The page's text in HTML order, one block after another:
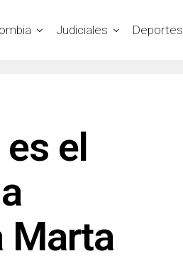
Judiciales Deportes
el
Marta